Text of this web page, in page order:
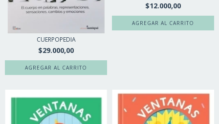
CUERPOPEDIA
$29.000,00
$12.000,00